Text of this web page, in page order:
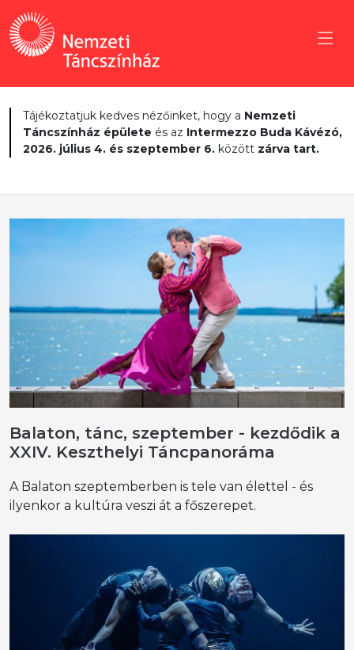
Tájékoztatjuk kedves nézőinket, hogy a Nemzeti
Táncszínház épülete és az Intermezzo Buda Kávézó,
2026. július 4. és szeptember 6. között zárva tart.
Balaton, tánc, szeptember - kezdődik a
XXIV. Keszthelyi Táncpanoráma
A Balaton szeptemberben is tele van élettel - és
ilyenkor a kultúra veszi át a főszerepet.